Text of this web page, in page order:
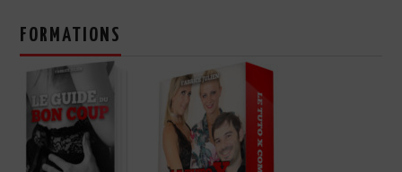
FORMATIONS